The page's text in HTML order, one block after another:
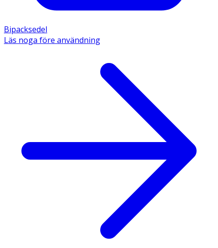
Bipacksedel
Läs noga före användning